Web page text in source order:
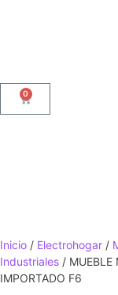
0
Inicio / Electrohogar /
Industriales / MUEBLE
IMPORTADO F6